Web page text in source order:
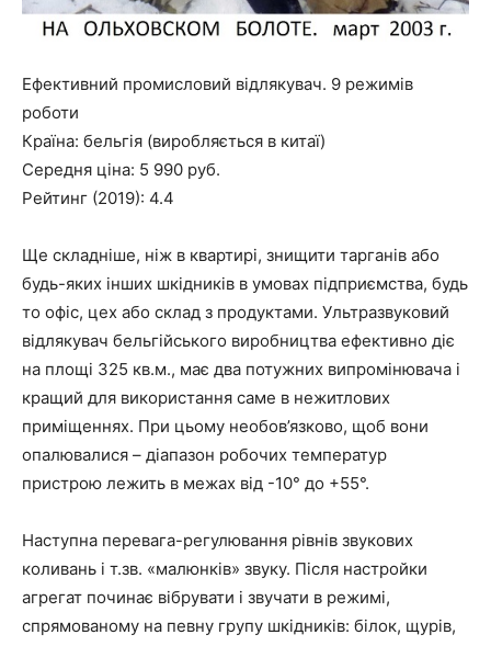
Ефективний промисловий відлякувач. 9 режимів
роботи
Країна: бельгія (виробляється в китаї)
Середня ціна: 5 990 руб.
Рейтинг (2019): 4.4
Ще складніше, ніж в квартирі, знищити тарганів або
будь-яких інших шкідників в умовах підприємства, будь
то офіс, цех або склад з продуктами. Ультразвуковий
відлякувач бельгійського виробництва ефективно діє
на площі 325 кв.м., має два потужних випромінювача і
кращий для використання саме в нежитлових
приміщеннях. При цьому необов’язково, щоб вони
опалювалися – діапазон робочих температур
пристрою лежить в межах від -10° до +55°.
Наступна перевага-регулювання рівнів звукових
коливань і т.зв. «малюнків» звуку. Після настройки
агрегат починає вібрувати і звучати в режимі,
спрямованому на певну групу шкідників: білок, щурів,